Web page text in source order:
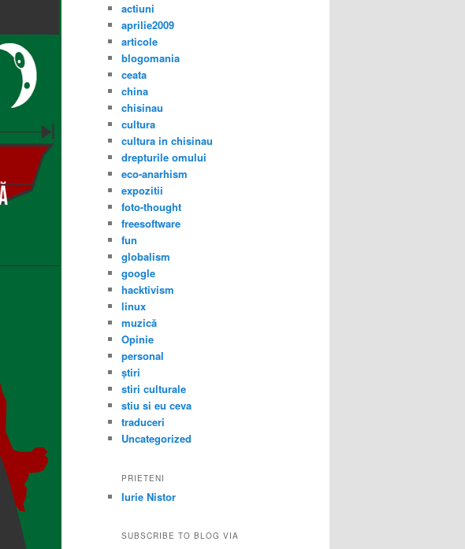
actiuni
aprilie2009
articole
blogomania
ceata
china
chisinau
cultura
cultura in chisinau
drepturile omului
eco-anarhism
expozitii
foto-thought
freesoftware
fun
globalism
google
hacktivism
linux
muzică
Opinie
personal
știri
stiri culturale
stiu si eu ceva
traduceri
Uncategorized
PRIETENI
Iurie Nistor
SUBSCRIBE TO BLOG VIA